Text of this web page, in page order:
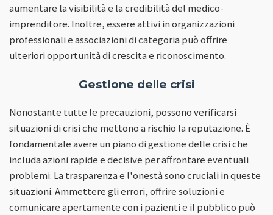
aumentare la visibilità e la credibilità del medico-
imprenditore. Inoltre, essere attivi in organizzazioni
professionali e associazioni di categoria può offrire
ulteriori opportunità di crescita e riconoscimento.
Gestione delle crisi
Nonostante tutte le precauzioni, possono verificarsi
situazioni di crisi che mettono a rischio la reputazione. È
fondamentale avere un piano di gestione delle crisi che
includa azioni rapide e decisive per affrontare eventuali
problemi. La trasparenza e l'onestà sono cruciali in queste
situazioni. Ammettere gli errori, offrire soluzioni e
comunicare apertamente con i pazienti e il pubblico può